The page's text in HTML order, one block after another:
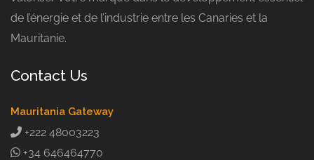
de l’énergie et de l’industrie entre les Canaries et la
Mauritanie.
Contact Us
Mauritania Gateway
+222 48003223
+34 646464770